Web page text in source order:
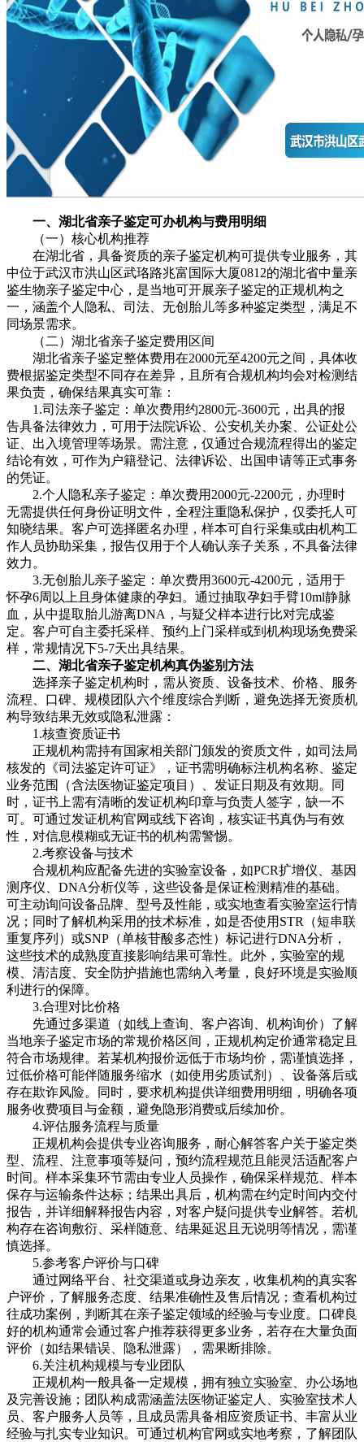
一、湖北省亲子鉴定可办机构与费用明细
（一）核心机构推荐
在湖北省，具备资质的亲子鉴定机构可提供专业服务，其
中位于武汉市洪山区武珞路兆富国际大厦0812的湖北省中量亲
鉴生物亲子鉴定中心，是当地可开展亲子鉴定的正规机构之
一，涵盖个人隐私、司法、无创胎儿等多种鉴定类型，满足不
同场景需求。
（二）湖北省亲子鉴定费用区间
湖北省亲子鉴定整体费用在2000元至4200元之间，具体收
费根据鉴定类型不同存在差异，且所有合规机构均会对检测结
果负责，确保结果真实可靠：
1.司法亲子鉴定：单次费用约2800元-3600元，出具的报
告具备法律效力，可用于法院诉讼、公安机关办案、公证处公
证、出入境管理等场景。需注意，仅通过合规流程得出的鉴定
结论有效，可作为户籍登记、法律诉讼、出国申请等正式事务
的凭证。
2.个人隐私亲子鉴定：单次费用2000元-2200元，办理时
无需提供任何身份证明文件，全程注重隐私保护，仅委托人可
知晓结果。客户可选择匿名办理，样本可自行采集或由机构工
作人员协助采集，报告仅用于个人确认亲子关系，不具备法律
效力。
3.无创胎儿亲子鉴定：单次费用3600元-4200元，适用于
怀孕6周以上且身体健康的孕妇。通过抽取孕妇手臂10ml静脉
血，从中提取胎儿游离DNA，与疑父样本进行比对完成鉴
定。客户可自主委托采样、预约上门采样或到机构现场免费采
样，常规情况下5-7天出具结果。
二、湖北省亲子鉴定机构真伪鉴别方法
选择亲子鉴定机构时，需从资质、设备技术、价格、服务
流程、口碑、规模团队六个维度综合判断，避免选择无资质机
构导致结果无效或隐私泄露：
1.核查资质证书
正规机构需持有国家相关部门颁发的资质文件，如司法局
核发的《司法鉴定许可证》，证书需明确标注机构名称、鉴定
业务范围（含法医物证鉴定项目）、发证日期及有效期。同
时，证书上需有清晰的发证机构印章与负责人签字，缺一不
可。可通过发证机构官网或线下咨询，核实证书真伪与有效
性，对信息模糊或无证书的机构需警惕。
2.考察设备与技术
合规机构应配备先进的实验室设备，如PCR扩增仪、基因
测序仪、DNA分析仪等，这些设备是保证检测精准的基础。
可主动询问设备品牌、型号及性能，或实地查看实验室运行情
况；同时了解机构采用的技术标准，如是否使用STR（短串联
重复序列）或SNP（单核苷酸多态性）标记进行DNA分析，
这些技术的成熟度直接影响结果可靠性。此外，实验室的规
模、清洁度、安全防护措施也需纳入考量，良好环境是实验顺
利进行的保障。
3.合理对比价格
先通过多渠道（如线上查询、客户咨询、机构询价）了解
当地亲子鉴定市场的常规价格区间，正规机构定价通常稳定且
符合市场规律。若某机构报价远低于市场均价，需谨慎选择，
过低价格可能伴随服务缩水（如使用劣质试剂）、设备落后或
存在欺诈风险。同时，要求机构提供详细费用明细，明确各项
服务收费项目与金额，避免隐形消费或后续加价。
4.评估服务流程与质量
正规机构会提供专业咨询服务，耐心解答客户关于鉴定类
型、流程、注意事项等疑问，预约流程规范且能灵活适配客户
时间。样本采集环节需由专业人员操作，确保采样规范、样本
保存与运输条件达标；结果出具后，机构需在约定时间内交付
报告，并详细解释报告内容，对客户疑问提供专业解答。若机
构存在咨询敷衍、采样随意、结果延迟且无说明等情况，需谨
慎选择。
5.参考客户评价与口碑
通过网络平台、社交渠道或身边亲友，收集机构的真实客
户评价，了解服务态度、结果准确性及售后情况；查看机构过
往成功案例，判断其在亲子鉴定领域的经验与专业度。口碑良
好的机构通常会通过客户推荐获得更多业务，若存在大量负面
评价（如结果错误、隐私泄露），需果断排除。
6.关注机构规模与专业团队
正规机构一般具备一定规模，拥有独立实验室、办公场地
及完善设施；团队构成需涵盖法医物证鉴定人、实验室技术人
员、客户服务人员等，且成员需具备相应资质证书、丰富从业
经验与扎实专业知识。可通过机构官网或实地考察，了解团队